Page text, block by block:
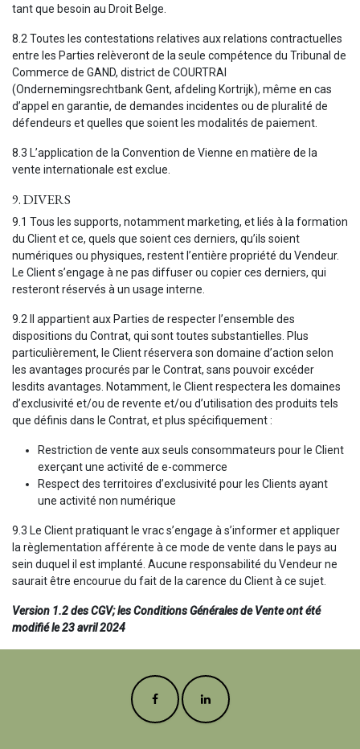
tant que besoin au Droit Belge.
8.2 Toutes les contestations relatives aux relations contractuelles
entre les Parties relèveront de la seule compétence du Tribunal de
Commerce de GAND, district de COURTRAI
(Ondernemingsrechtbank Gent, afdeling Kortrijk), même en cas
d’appel en garantie, de demandes incidentes ou de pluralité de
défendeurs et quelles que soient les modalités de paiement.
8.3 L’application de la Convention de Vienne en matière de la
vente internationale est exclue.
9. DIVERS
9.1 Tous les supports, notamment marketing, et liés à la formation
du Client et ce, quels que soient ces derniers, qu’ils soient
numériques ou physiques, restent l’entière propriété du Vendeur.
Le Client s’engage à ne pas diffuser ou copier ces derniers, qui
resteront réservés à un usage interne.
9.2 Il appartient aux Parties de respecter l’ensemble des
dispositions du Contrat, qui sont toutes substantielles. Plus
particulièrement, le Client réservera son domaine d’action selon
les avantages procurés par le Contrat, sans pouvoir excéder
lesdits avantages. Notamment, le Client respectera les domaines
d’exclusivité et/ou de revente et/ou d’utilisation des produits tels
que définis dans le Contrat, et plus spécifiquement :
Restriction de vente aux seuls consommateurs pour le Client
exerçant une activité de e-commerce
Respect des territoires d’exclusivité pour les Clients ayant
une activité non numérique
9.3 Le Client pratiquant le vrac s’engage à s’informer et appliquer
la règlementation afférente à ce mode de vente dans le pays au
sein duquel il est implanté. Aucune responsabilité du Vendeur ne
saurait être encourue du fait de la carence du Client à ce sujet.
Version 1.2 des CGV; les Conditions Générales de Vente ont été
modifié le 23 avril 2024